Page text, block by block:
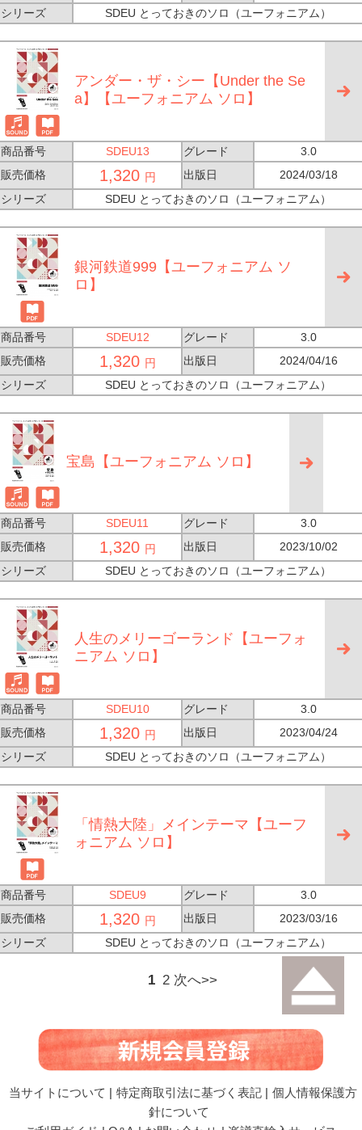
シリーズ
SDEU とっておきのソロ（ユーフォニアム）
アンダー・ザ・シー【Under the Se
a】【ユーフォニアム ソロ】
商品番号 SDEU13 グレード
3.0
販売価格
1,320 円 出版日
2024/03/18
シリーズ
SDEU とっておきのソロ（ユーフォニアム）
銀河鉄道999【ユーフォニアム ソ
ロ】
商品番号 SDEU12 グレード
3.0
販売価格
1,320 円 出版日
2024/04/16
シリーズ
SDEU とっておきのソロ（ユーフォニアム）
宝島【ユーフォニアム ソロ】
商品番号 SDEU11 グレード
3.0
販売価格
1,320 円 出版日
2023/10/02
シリーズ
SDEU とっておきのソロ（ユーフォニアム）
人生のメリーゴーランド【ユーフォ
ニアム ソロ】
商品番号 SDEU10 グレード
3.0
販売価格
1,320 円 出版日
2023/04/24
シリーズ
SDEU とっておきのソロ（ユーフォニアム）
「情熱大陸」メインテーマ【ユーフ
ォニアム ソロ】
商品番号 SDEU9 グレード
3.0
販売価格
1,320 円 出版日
2023/03/16
シリーズ
SDEU とっておきのソロ（ユーフォニアム）
1 2 次へ>>
当サイトについて | 特定商取引法に基づく表記 | 個人情報保護方
針について